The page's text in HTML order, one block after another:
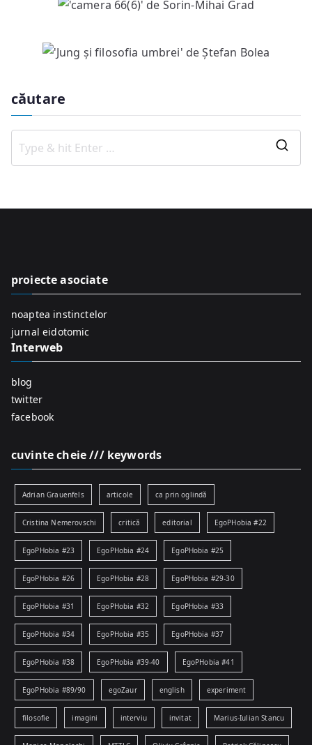
căutare
o
proiecte asociate
noaptea instinctelor
jurnal eidotomic
Interweb
blog
twitter
facebook
cuvinte cheie /// keywords
Adrian Grauenfels articole ca prin oglindă
Cristina Nemerovschi critică editorial EgoPHobia #22
EgoPHobia #23 EgoPHobia #24 EgoPHobia #25
EgoPHobia #26 EgoPHobia #28 EgoPHobia #29-30
EgoPHobia #31 EgoPHobia #32 EgoPHobia #33
EgoPHobia #34 EgoPHobia #35 EgoPHobia #37
EgoPHobia #38 EgoPHobia #39-40 EgoPHobia #41
EgoPHobia #89/90 egoZaur english experiment
filosofie imagini interviu invitat Marius-Iulian Stancu